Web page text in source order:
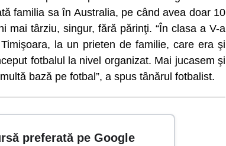
familia sa în Australia, pe când avea doar 10
târziu, singur, fără părinţi. “În clasa a V-a
la un prieten de familie, care era şi
fotbalul la nivel organizat. Mai jucasem şi
bază pe fotbal”, a spus tânărul fotbalist.
preferată pe Google